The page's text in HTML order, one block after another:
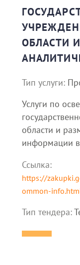
ОБЛАСТИ
Тип услуги:
Услуги по
области и
информации
Ссылка:
https://
ommon-
Тип тендера: